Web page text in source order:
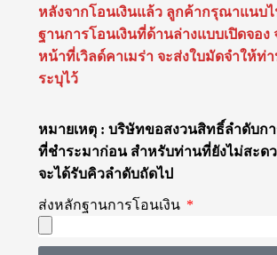
หลังจากโอนเงินแล้ว ลูกค้ากรุณาแนบ
ฐานการโอนเงินที่ด้านล่างแบบเปิดจอง
หน้าที่เวิลด์คาเมร่า จะส่งใบมัดจำให้ท่
ระบุไว้
หมายเหตุ : บริษัทขอสงวนสิทธิ์ลำดับก
ที่ชำระมาก่อน สำหรับท่านที่ยังไม่สะด
จะได้รับคิวลำดับถัดไป
ส่งหลักฐานการโอนเงิน